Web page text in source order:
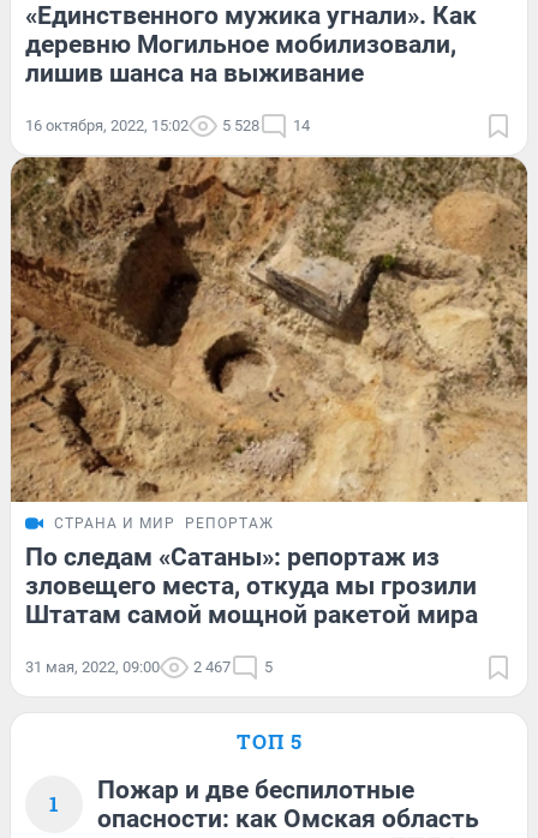
«Единственного мужика угнали». Как
деревню Могильное мобилизовали,
лишив шанса на выживание
16 октября, 2022, 15:02 5 528 14
СТРАНА И МИР РЕПОРТАЖ
По следам «Сатаны»: репортаж из
зловещего места, откуда мы грозили
Штатам самой мощной ракетой мира
31 мая, 2022, 09:00 2 467 5
ТОП 5
1
Пожар и две беспилотные
опасности: как Омская область